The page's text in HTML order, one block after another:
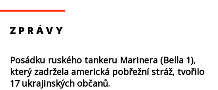
ZPRÁVY
Posádku ruského tankeru Marinera (Bella 1),
který zadržela americká pobřežní stráž, tvořilo
17 ukrajinských občanů.